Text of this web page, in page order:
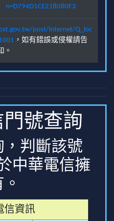
n=D794D1CE218080F3
post/internet/Q_loc
，如有錯誤或侵權請告
。
號查詢
判斷該號
中華電信擁
信資訊